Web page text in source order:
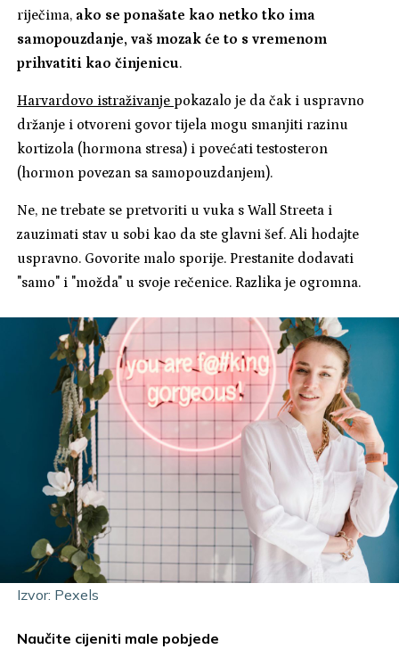
riječima, ako se ponašate kao netko tko ima
samopouzdanje, vaš mozak će to s vremenom
prihvatiti kao činjenicu.
Harvardovo istraživanje pokazalo je da čak i uspravno
držanje i otvoreni govor tijela mogu smanjiti razinu
kortizola (hormona stresa) i povećati testosteron
(hormon povezan sa samopouzdanjem).
Ne, ne trebate se pretvoriti u vuka s Wall Streeta i
zauzimati stav u sobi kao da ste glavni šef. Ali hodajte
uspravno. Govorite malo sporije. Prestanite dodavati
"samo" i "možda" u svoje rečenice. Razlika je ogromna.
Izvor: Pexels
Naučite cijeniti male pobjede